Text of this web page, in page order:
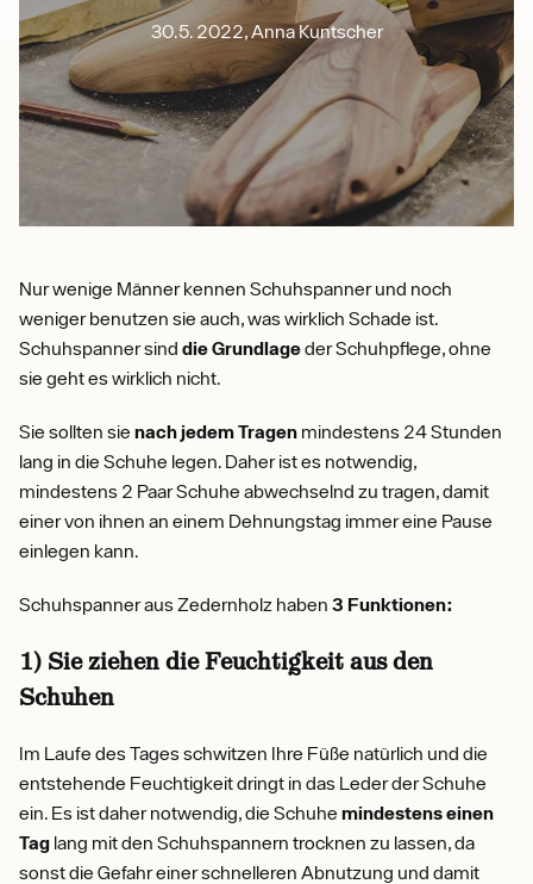
30.5. 2022, Anna Kuntscher
Nur wenige Männer kennen Schuhspanner und noch
weniger benutzen sie auch, was wirklich Schade ist.
Schuhspanner sind die Grundlageder Schuhpflege, ohne
sie geht es wirklich nicht.
Sie sollten sie nach jedem Tragen mindestens 24 Stunden
lang in die Schuhe legen. Daher ist es notwendig,
mindestens 2 Paar Schuhe abwechselnd zu tragen, damit
einer von ihnen an einem Dehnungstag immer eine Pause
einlegen kann.
Schuhspanner aus Zedernholz haben 3 Funktionen:
1) Sie ziehen die Feuchtigkeit aus den
Schuhen
Im Laufe des Tages schwitzen Ihre Füße natürlich und die
entstehende Feuchtigkeit dringt in das Leder der Schuhe
ein. Es ist daher notwendig, die Schuhe mindestens einen
Tag lang mit den Schuhspannern trocknen zu lassen, da
sonst die Gefahr einer schnelleren Abnutzung und damit